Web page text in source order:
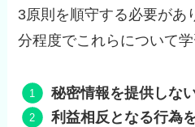
3原則を順守する必要があ
分程度でこれらについて学
秘密情報を提供しな
利益相反となる行為